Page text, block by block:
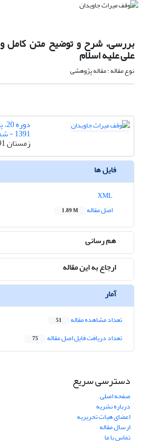
بررسی، شرح و توضیح متن
علی علیه اسلام
نوع مقاله : مقاله پژوهشی
1391 - شماره پیاپی 79
زمستان 1391
فایل ها
اصل مقاله
1.89 M
هم رسانی
ارجاع به این مقاله
آمار
تعداد مشاهده مقاله 51
تعداد دریافت فایل اصل مقاله 75
دسترسی سریع
صفحه اصلی
درباره نشریه
اعضای هیات تحریریه
ارسال مقاله
تماس با ما